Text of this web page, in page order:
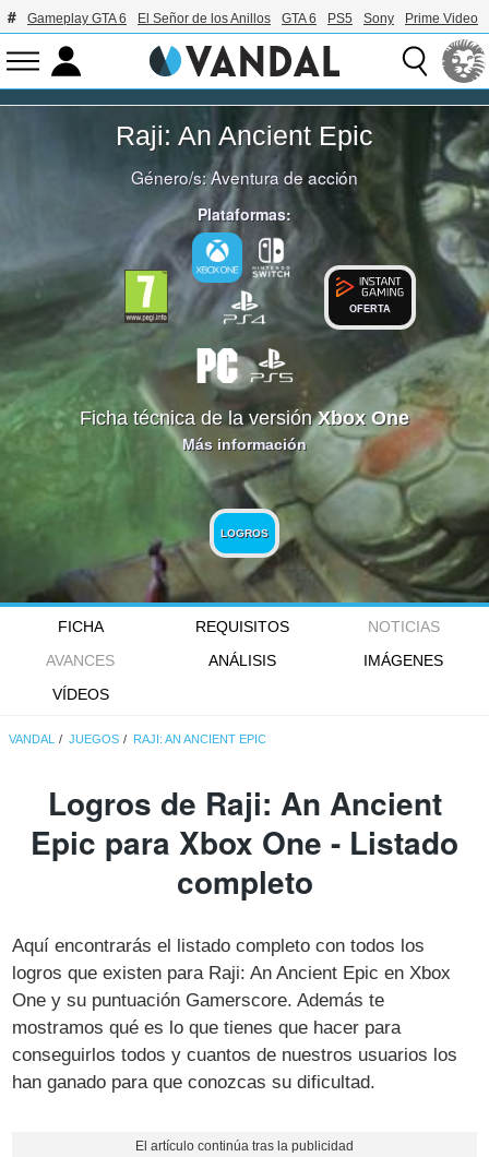
Gameplay GTA 6 El Señor de los Anillos GTA 6 PS5 Sony Prime Video
Raji: An Ancient Epic
Género/s:Aventura de acción
Plataformas:
OFERTA
Ficha técnica de la versiónXbox One
Más información
LOGROS
FICHA REQUISITOS
NOTICIAS
AVANCES
ANÁLISIS
IMÁGENES
VÍDEOS
VANDAL JUEGOS RAJI: AN ANCIENT EPIC
Logros de Raji: An Ancient
Epic para Xbox One - Listado
completo
Aquí encontrarás el listado completo con todos los
logros que existen para Raji: An Ancient Epic en Xbox
One y su puntuación Gamerscore. Además te
mostramos qué es lo que tienes que hacer para
conseguirlos todos y cuantos de nuestros usuarios los
han ganado para que conozcas su dificultad.